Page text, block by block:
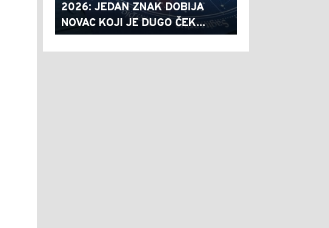
2026: JEDAN ZNAK DOBIJA
NOVAC KOJI JE DUGO ČEK...